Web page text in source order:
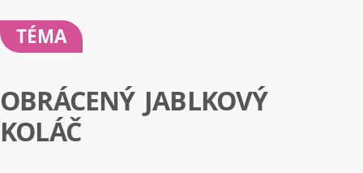
TÉMA
OBRÁCENÝ JABLKOVÝ
KOLÁČ